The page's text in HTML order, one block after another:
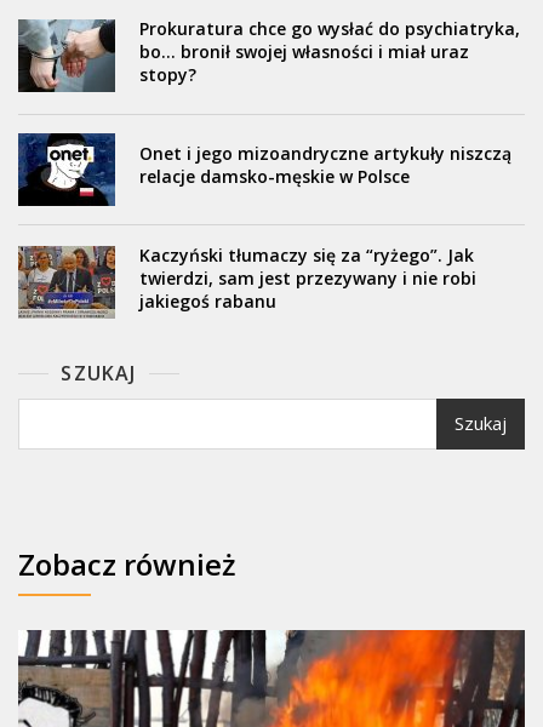
Prokuratura chce go wysłać do psychiatryka,
bo… bronił swojej własności i miał uraz
stopy?
Onet i jego mizoandryczne artykuły niszczą
relacje damsko-męskie w Polsce
Kaczyński tłumaczy się za “ryżego”. Jak
twierdzi, sam jest przezywany i nie robi
jakiegoś rabanu
SZUKAJ
Szukaj
Zobacz również